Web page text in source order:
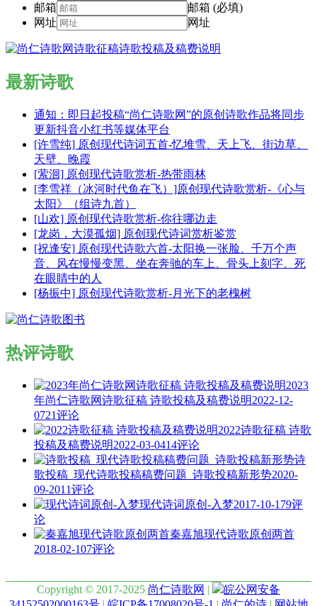
邮箱
邮箱 (必填)
网址
网址
最新诗歌
通知：即日起投稿“尚仁诗歌网”的原创诗歌作品将同步
更新抖音小红书等媒体平台
[许雪纯] 原创现代诗词五首-忆堆雪、天上飞、街边草、
天壁、晚霞
[萦洄] 原创现代诗歌赏析-热带雨林
[李雪祥（冰河时代鱼在飞）]原创现代诗歌赏析-《心与
太阳》（组诗九首）
[山欢] 原创现代诗歌赏析-你往哪边走
[龙岗，大漠孤烟] 原创现代诗词赏析鉴赏
[祝逢安] 原创现代诗歌六首-太阳换一张脸、千万个声
音、风在慢慢变黑、坐在奔驰的车上、骨头上刻字、死
在眼睛中的人
[杨振中] 原创现代诗歌赏析-月光下的老槐树
热评诗歌
2023
年尚仁诗歌网诗歌征稿 诗歌投稿及稿费说明2022-12-
0721评论
2022诗歌征稿 诗歌
投稿及稿费说明2022-03-0414评论
诗
歌投稿_现代诗歌投稿稿费问题_诗歌投稿新形势2020-
09-2011评论
现代诗词原创-入梦2017-10-179评
论
秦嘉旭现代诗歌原创两首
2018-02-107评论
Copyright © 2017-2025 尚仁诗歌网 |
皖公网安备